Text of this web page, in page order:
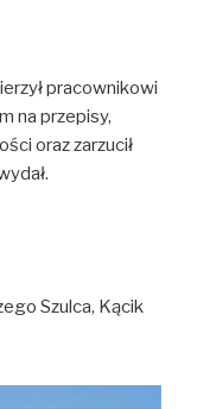
pracownikowi
na przepisy,
oraz zarzucił
Szulca, Kącik